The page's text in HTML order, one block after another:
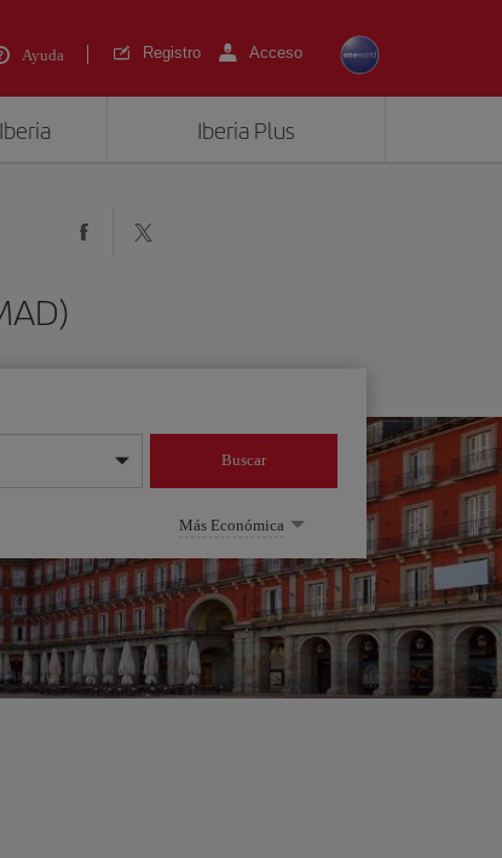
Ayuda Registro Acceso
Iberia Plus
año
Buscar
Más Económica